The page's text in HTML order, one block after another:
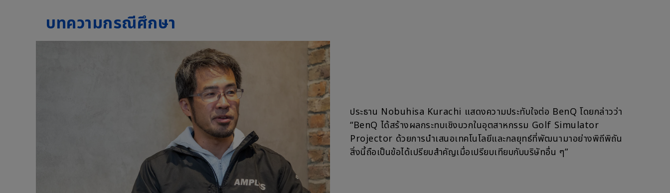
บทความกรณีศึกษา
ประธาน Nobuhisa Kurachi แสดงความประทับใจต่อ BenQ โดยกล่าวว่า
“BenQ ได้สร้างผลกระทบเชิงบวกในอุตสาหกรรม Golf Simulator
Projector ด้วยการนำเสนอเทคโนโลยีและกลยุทธ์ที่พัฒนามาอย่างพิถีพิถัน
สิ่งนี้ถือเป็นข้อได้เปรียบสำคัญเมื่อเปรียบเทียบกับบริษัทอื่น ๆ”